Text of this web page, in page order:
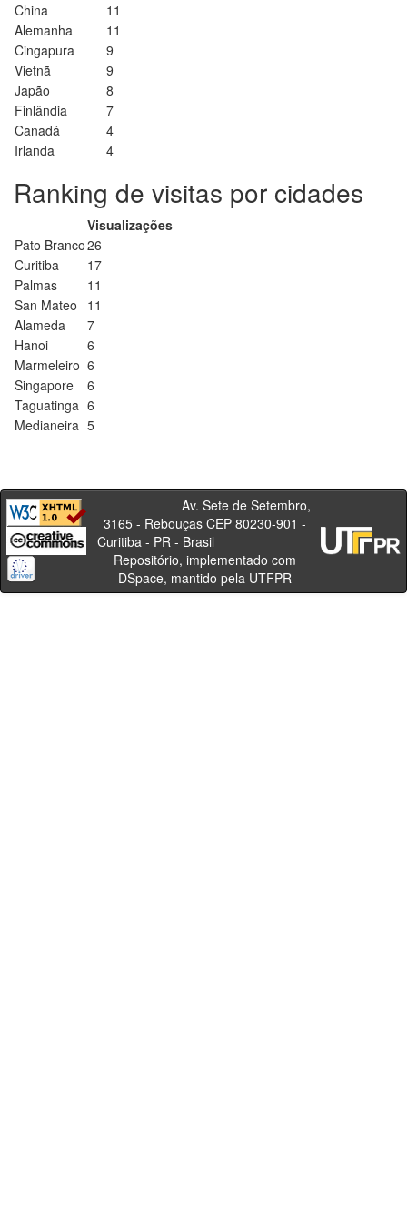
China
11
Alemanha
11
Cingapura
9
Vietnã
9
Japão
8
Finlândia
7
Canadá
4
Irlanda
4
Ranking de visitas por cidades
Visualizações
Pato Branco26
Curitiba
17
Palmas
11
San Mateo
11
Alameda
7
Hanoi
6
Marmeleiro 6
Singapore
6
Taguatinga 6
Medianeira 5
Av. Sete de Setembro,
3165 - Rebouças CEP 80230-901 -
Curitiba - PR - Brasil
Repositório, implementado com
DSpace, mantido pela UTFPR